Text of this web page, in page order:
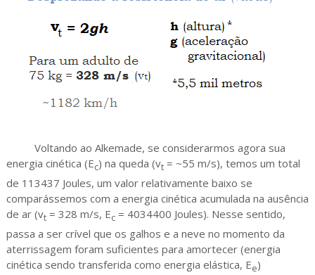
Voltando ao Alkemade, se considerarmos agora sua
energia cinética (Ec) na queda (vt= ~55 m/s), temos um total
de 113437 Joules, um valor relativamente baixo se
comparássemos com a energia cinética acumulada na ausência
de ar (vt= 328 m/s, Ec= 4034400 Joules). Nesse sentido,
passa a ser crível que os galhos e a neve no momento da
aterrissagem foram suficientes para amortecer (energia
cinética sendo transferida como energia elástica, Ee)